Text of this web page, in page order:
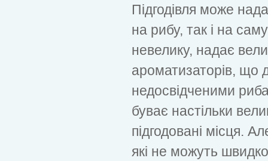
Підгодівля може
на рибу, так і на
невелику, надає
ароматизаторів, що
недосвідченими
буває настільки
підгодовані місця.
які не можуть